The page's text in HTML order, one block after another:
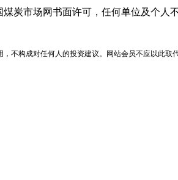
炭市场网书面许可，任何单位及个人
不构成对任何人的投资建议。网站会员不应以此取